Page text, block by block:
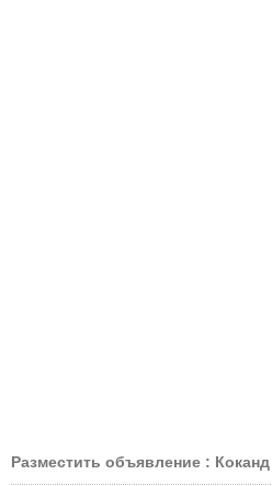
Разместить объявление :